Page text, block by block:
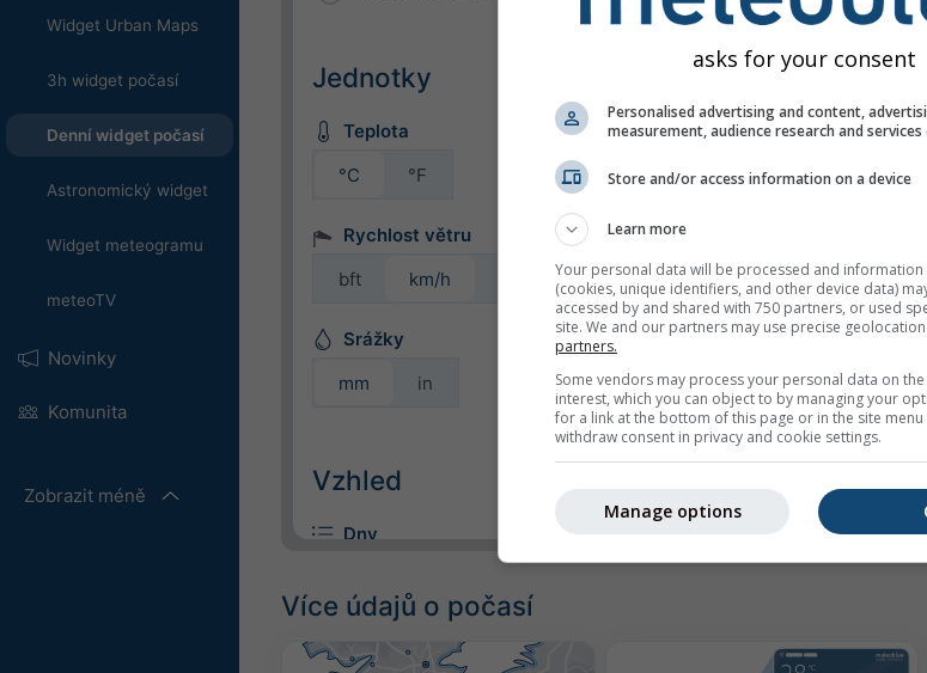
Widget Urban Maps
3h widget počasí
Denní widget počasí
Astronomický widget
Widget meteogramu
meteoTV
Novinky
Komunita
Zobrazit méně
Jednotky
Teplota
°C
°F
Rychlost větru
bft
km/h mph kn
Srážky
mm
in
Vzhled
Dny
Více údajů o počasí
asks for your consent
Personalised advertising and content,
measurement, audience research and
Store and/or access information on a device
Learn more
Your personal data will be processed and
(cookies, unique identifiers, and other device data)
accessed by and shared with 750 partners, or used
site. We and our partners may use precise
partners.
Some vendors may process your personal data on
interest, which you can object to by managing your
for a link at the bottom of this page or in the site
withdraw consent in privacy and cookie settings.
Manage options